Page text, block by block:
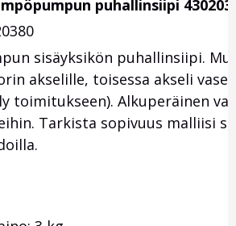
puhallinsiipi
sisäyksikön puhallinsiipi.
akselille, toisessa akseli
toimitukseen). Alkuperäinen
Tarkista sopivuus malliisi